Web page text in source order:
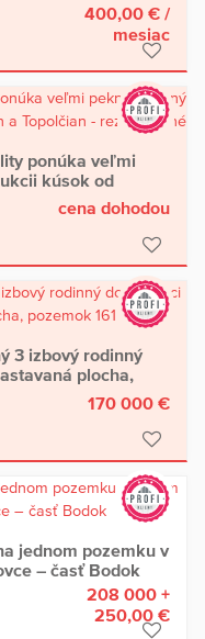
400,00 € /
mesiac
ponúka veľmi
kúsok od
cena dohodou
3 izbový rodinný
plocha,
170 000 €
jednom pozemku v
– časť Bodok
208 000 +
250,00 €